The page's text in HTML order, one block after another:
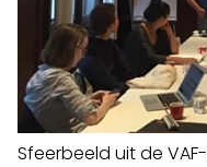
Sfeerbeeld uit de